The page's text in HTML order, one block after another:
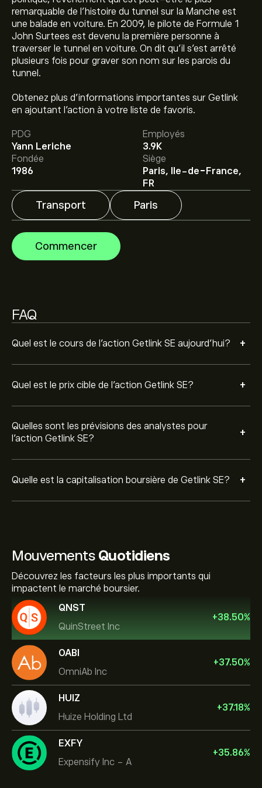
remarquable de l'histoire du tunnel sur la Manche est
une balade en voiture. En 2009, le pilote de Formule 1
John Surtees est devenu la première personne à
traverser le tunnel en voiture. On dit qu'il s'est arrêté
plusieurs fois pour graver son nom sur les parois du
tunnel.
Obtenez plus d'informations importantes sur Getlink
en ajoutant l'action à votre liste de favoris.
PDG
Yann Leriche
Employés
3.9K
Fondée
1986
Siège
Paris, Ile-de-France,
FR
Transport Paris
Commencer
FAQ
Quel est le cours de l'action Getlink SE aujourd'hui? +
Le prix actuel de l'action GET.PA est de 18.560‎€‎.
Quel est le prix cible de l'action Getlink SE? +
Le prix cible moyen pour l'action Getlink SE est de
18.560‎€‎.Inscrivez-vous
sur eToro pour obtenir des
prévisions détaillées des analystes et les prix cibles.
Quelles sont les prévisions des analystes pour
l'action Getlink SE?
+
Les analystes offrent des prévisions pour l'action
Getlink SE en se basant sur les tendances du marché,
les rapports financiers et la croissance anticipée.
mouvements de prix futurs.
Quelle est la capitalisation boursière de Getlink SE? +
Mouvements Quotidiens
Découvrez les facteurs les plus importants qui
impactent le marché boursier.
QNST
QuinStreet Inc
+38.50%
OABI
OmniAb Inc
+37.50%
HUIZ
Huize Holding Ltd
+37.18%
EXFY
Expensify Inc - A
+35.86%